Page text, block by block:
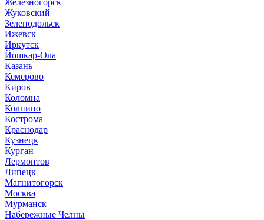
Железногорск
Жуковский
Зеленодольск
Ижевск
Иркутск
Йошкар-Ола
Казань
Кемерово
Киров
Коломна
Колпино
Кострома
Краснодар
Кузнецк
Курган
Лермонтов
Липецк
Магнитогорск
Москва
Мурманск
Набережные Челны